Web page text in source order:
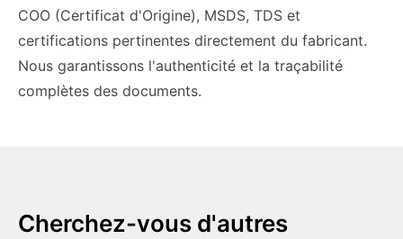
COO (Certificat d'Origine), MSDS, TDS et
certifications pertinentes directement du fabricant.
Nous garantissons l'authenticité et la traçabilité
complètes des documents.
Cherchez-vous d'autres